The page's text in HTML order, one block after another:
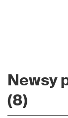
Newsy
(8)